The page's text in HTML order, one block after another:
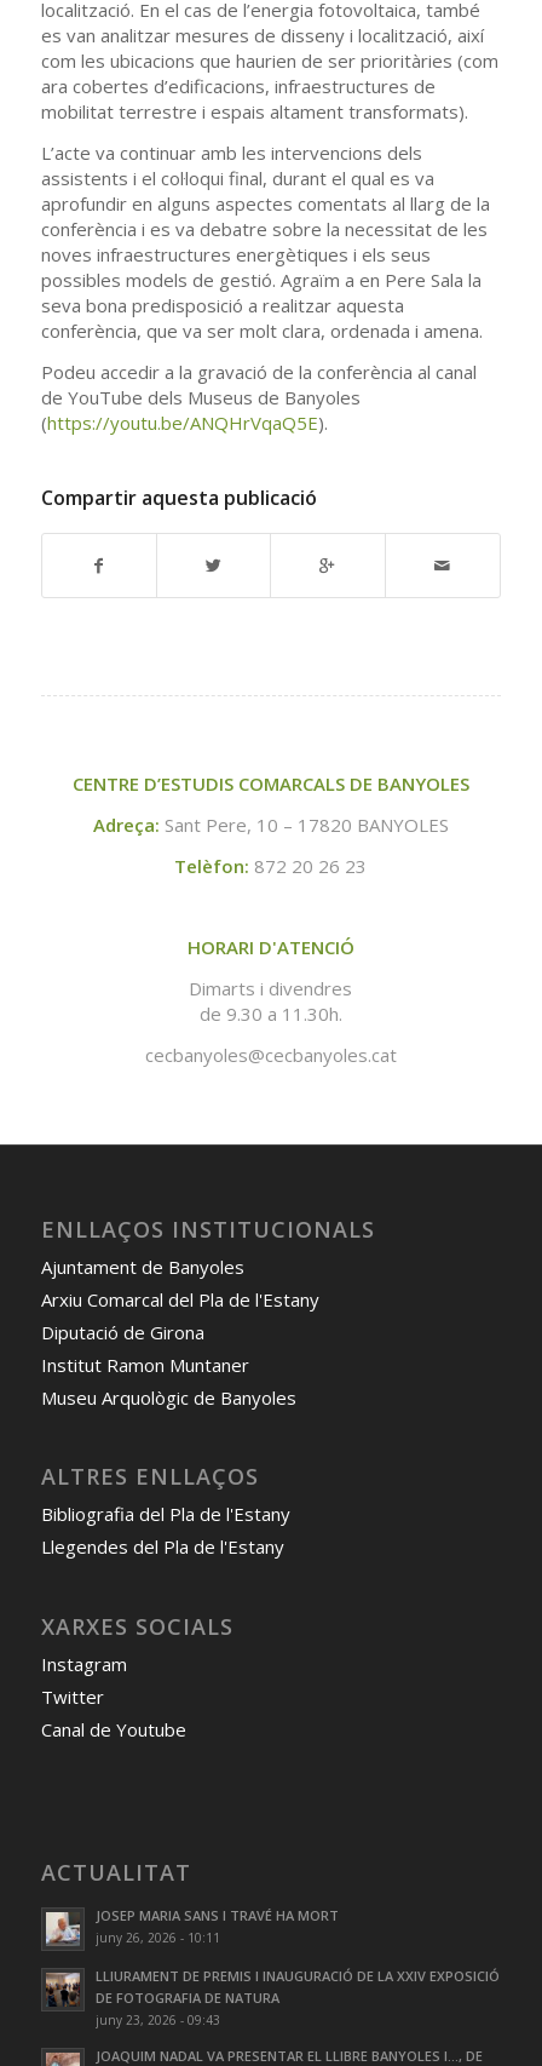
localització. En el cas de l’energia fotovoltaica, també
es van analitzar mesures de disseny i localització, així
com les ubicacions que haurien de ser prioritàries (com
ara cobertes d’edificacions, infraestructures de
mobilitat terrestre i espais altament transformats).
L’acte va continuar amb les intervencions dels
assistents i el col·loqui final, durant el qual es va
aprofundir en alguns aspectes comentats al llarg de la
conferència i es va debatre sobre la necessitat de les
noves infraestructures energètiques i els seus
possibles models de gestió. Agraïm a en Pere Sala la
seva bona predisposició a realitzar aquesta
conferència, que va ser molt clara, ordenada i amena.
Podeu accedir a la gravació de la conferència al canal
de YouTube dels Museus de Banyoles
(https://youtu.be/ANQHrVqaQ5E).
Compartir aquesta publicació
CENTRE D’ESTUDIS COMARCALS DE BANYOLES
Adreça: Sant Pere, 10 – 17820 BANYOLES
Telèfon: 872 20 26 23
HORARI D'ATENCIÓ
Dimarts i divendres
de 9.30 a 11.30h.
cecbanyoles@cecbanyoles.cat
ENLLAÇOS INSTITUCIONALS
Ajuntament de Banyoles
Arxiu Comarcal del Pla de l'Estany
Diputació de Girona
Institut Ramon Muntaner
Museu Arquològic de Banyoles
ALTRES ENLLAÇOS
Bibliografia del Pla de l'Estany
Llegendes del Pla de l'Estany
XARXES SOCIALS
Instagram
Twitter
Canal de Youtube
ACTUALITAT
JOSEP MARIA SANS I TRAVÉ HA MORT
juny 26, 2026 - 10:11
LLIURAMENT DE PREMIS I INAUGURACIÓ DE LA XXIV EXPOSICIÓ
DE FOTOGRAFIA DE NATURA
juny 23, 2026 - 09:43
JOAQUIM NADAL VA PRESENTAR EL LLIBRE BANYOLES I…, DE